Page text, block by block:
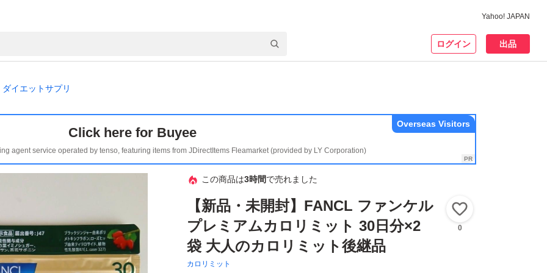
Yahoo! JAPAN
ログイン 出品
ダイエットサプリ
Click here for Buyee
agent service operated by tenso, featuring items from JDirectItems Fleamarket (provided by LY Corporation)
Overseas Visitors
この商品は3時間で売れました
【新品・未開封】FANCL ファンケル
プレミアムカロリミット 30日分×2
袋 大人のカロリミット後継品
カロリミット
0